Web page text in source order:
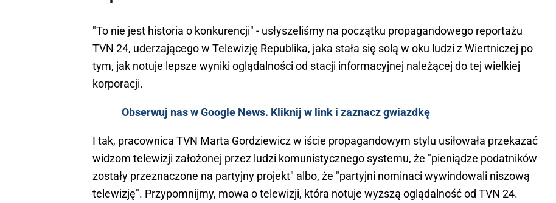
"To nie jest historia o konkurencji" - usłyszeliśmy na początku propagandowego reportażu
TVN 24, uderzającego w Telewizję Republika, jaka stała się solą w oku ludzi z Wiertniczej po
tym, jak notuje lepsze wyniki oglądalności od stacji informacyjnej należącej do tej wielkiej
korporacji.
Obserwuj nas w Google News. Kliknij w link i zaznacz gwiazdkę
I tak, pracownica TVN Marta Gordziewicz w iście propagandowym stylu usiłowała przekazać
widzom telewizji założonej przez ludzi komunistycznego systemu, że "pieniądze podatników
zostały przeznaczone na partyjny projekt" albo, że "partyjni nominaci wywindowali niszową
telewizję". Przypomnijmy, mowa o telewizji, która notuje wyższą oglądalność od TVN 24.